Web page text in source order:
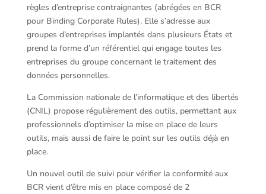
règles d’entreprise contraignantes (abrégées en BCR
pour Binding Corporate Rules). Elle s’adresse aux
groupes d’entreprises implantés dans plusieurs États et
prend la forme d’un référentiel qui engage toutes les
entreprises du groupe concernant le traitement des
données personnelles.
La Commission nationale de l’informatique et des libertés
(CNIL) propose régulièrement des outils, permettant aux
professionnels d’optimiser la mise en place de leurs
outils, mais aussi de faire le point sur les outils déjà en
place.
Un nouvel outil de suivi pour vérifier la conformité aux
BCR vient d’être mis en place composé de 2